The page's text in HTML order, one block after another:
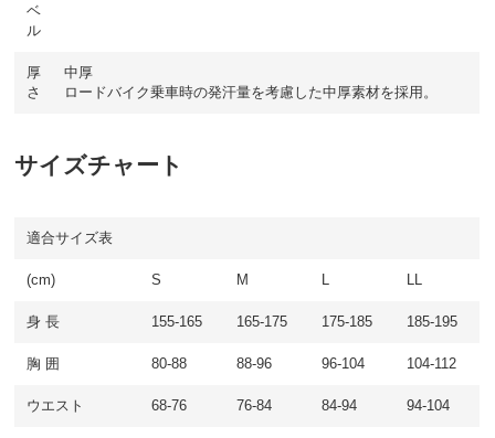
ベ
ル
厚
さ
中厚
ロードバイク乗車時の発汗量を考慮した中厚素材を採用。
サイズチャート
適合サイズ表
(cm) S M L LL
身 長 155-165 165-175 175-185 185-195
胸 囲 80-88 88-96 96-104 104-112
ウエスト 68-76 76-84 84-94 94-104